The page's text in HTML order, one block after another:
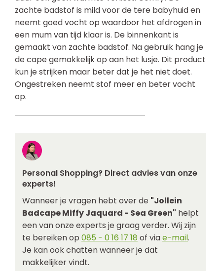
zachte badstof is mild voor de tere babyhuid en
neemt goed vocht op waardoor het afdrogen in
een mum van tijd klaar is. De binnenkant is
gemaakt van zachte badstof. Na gebruik hang je
de cape gemakkelijk op aan het lusje. Dit product
kun je strijken maar beter dat je het niet doet.
Ongestreken neemt stof meer en beter vocht
op.
Personal Shopping? Direct advies van onze
experts!
Wanneer je vragen hebt over de "Jollein
Badcape Miffy Jaquard - Sea Green" helpt
een van onze experts je graag verder. Wij zijn
te bereiken op 085 - 0 16 17 18 of viae-mail.
Je kan ook chatten wanneer je dat
makkelijker vindt.